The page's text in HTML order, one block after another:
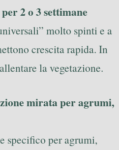
2 o 3 settimane
molto spinti e a
crescita rapida. In
la vegetazione.
mirata per agrumi,
specifico per agrumi,